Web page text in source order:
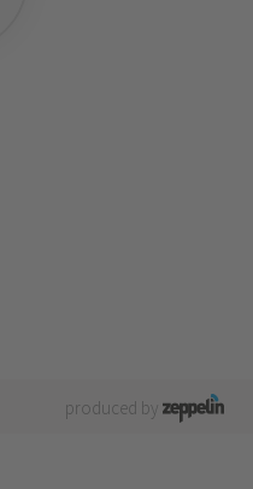
produced by